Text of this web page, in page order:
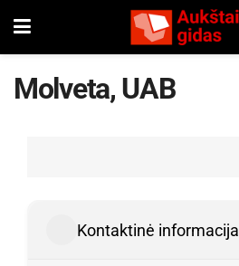
Molveta, UAB
Kontaktinė informacija